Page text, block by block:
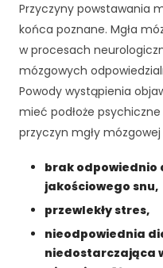
Przyczyny powstawania
końca poznane. Mgła
w procesach
mózgowych
Powody wystąpienia
mieć podłoże
przyczyn mgły mózgowej
brak odpowiednio
jakościowego snu,
przewlekły stres,
nieodpowiednia
niedostarczająca